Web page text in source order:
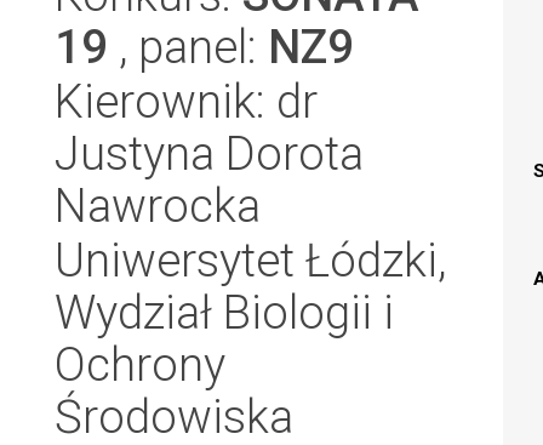
19 , panel: NZ9
Kierownik: dr
Justyna Dorota
Nawrocka
Uniwersytet Łódzki,
Wydział Biologii i
Ochrony
Środowiska